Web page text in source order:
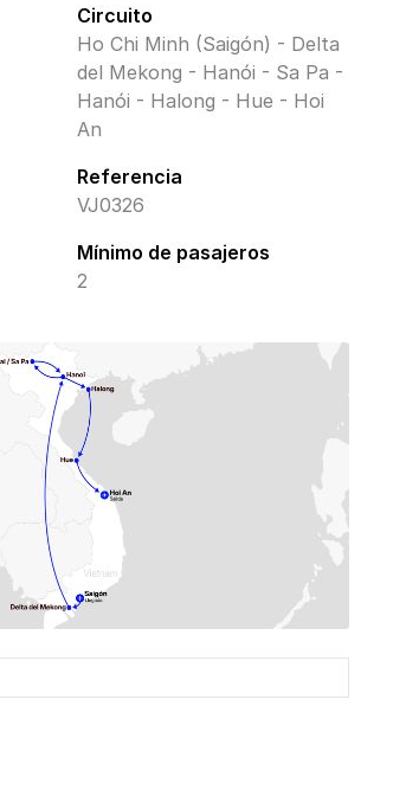
Circuito
Ho Chi Minh (Saigón) - Delta
del Mekong - Hanói - Sa Pa -
Hanói - Halong - Hue - Hoi
An
Referencia
VJ0326
Mínimo de pasajeros
2